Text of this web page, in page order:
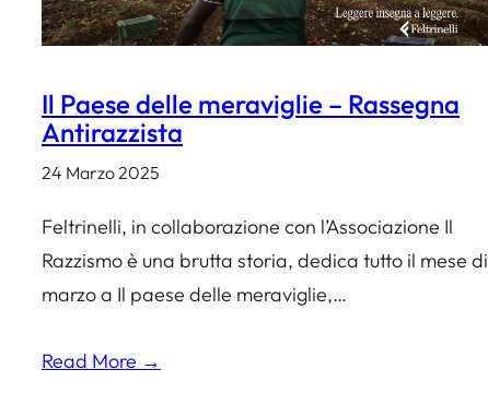
Il Paese delle meraviglie – Rassegna
Antirazzista
24 Marzo 2025
Feltrinelli, in collaborazione con l’Associazione Il
Razzismo è una brutta storia, dedica tutto il mese di
marzo a Il paese delle meraviglie,…
Read More →